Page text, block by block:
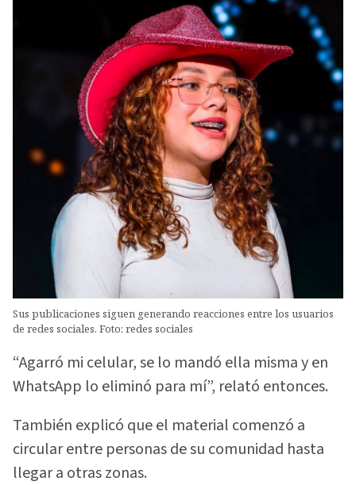
Sus publicaciones siguen generando reacciones entre los usuarios
de redes sociales. Foto: redes sociales
“Agarró mi celular, se lo mandó ella misma y en
WhatsApp lo eliminó para mí”, relató entonces.
También explicó que el material comenzó a
circular entre personas de su comunidad hasta
llegar a otras zonas.